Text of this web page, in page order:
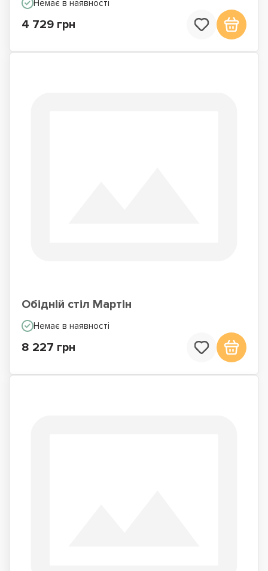
Немає в наявності
4 729 грн
Обідній стіл Мартін
Немає в наявності
8 227 грн